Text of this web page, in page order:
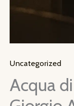
Uncategorized
Acqua